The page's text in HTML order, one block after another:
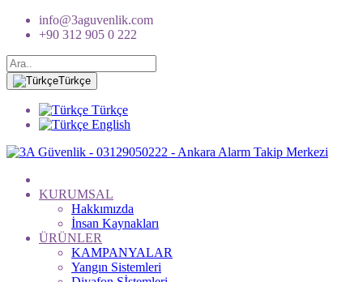
info@3aguvenlik.com
+90 312 905 0 222
Türkçe
Türkçe
English
KURUMSAL
Hakkımızda
İnsan Kaynakları
ÜRÜNLER
KAMPANYALAR
Yangın Sistemleri